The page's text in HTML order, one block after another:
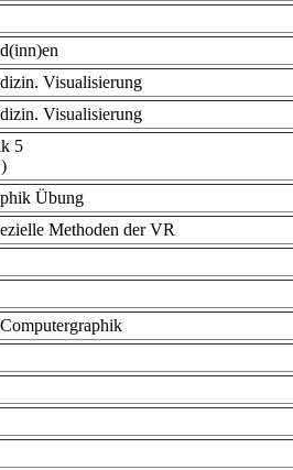
Visualisierung
Visualisierung
5
Übung
Methoden der VR